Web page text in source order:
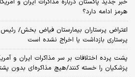
هرمز ادامه دارد؟
اعتراض پرستاران بیمارستان فیاض بخش/
پرستاری بازداشت یا اخراج نشده است
پشت پرده اختلافات بر سر مذاکرات ایران و
پزشکیان را خسته کنند/هیچ مذاکره‌ای بدون